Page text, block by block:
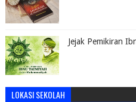
Jejak Pemikiran
LOKASI SEKOLAH